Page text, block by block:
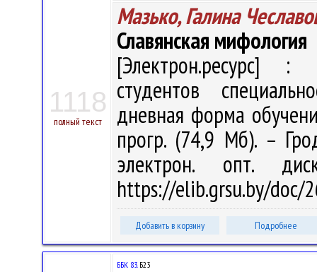
1118
полный текст
Мазько, Галина
Славянская мифология
[Электрон.ресурс] :
студентов
дневная форма
прогр. (74,9 Мб). –
электрон. опт.
https://elib.grsu.by/doc/
Добавить в корзину Подробнее
ББК 83.Б23